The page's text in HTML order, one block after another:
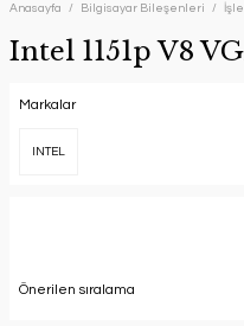
Anasayfa Bilgisayar Bileşenleri
Intel 1151p V8
Markalar
INTEL